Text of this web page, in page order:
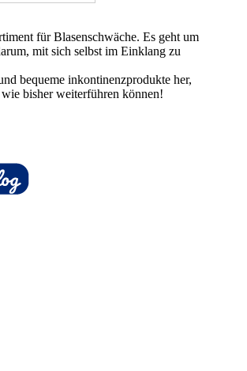
für Blasenschwäche. Es geht um
mit sich selbst im Einklang zu
bequeme inkontinenzprodukte her,
bisher weiterführen können!